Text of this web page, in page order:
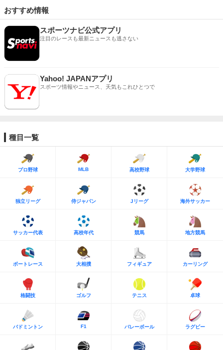
おすすめ情報
スポーツナビ公式アプリ
注目のレースも最新ニュースも逃さない
Yahoo! JAPANアプリ
スポーツ情報やニュース、天気もこれひとつで
種目一覧
プロ野球 MLB 高校野球 大学野球
独立リーグ 侍ジャパン Jリーグ 海外サッカー
サッカー代表 高校年代 競馬 地方競馬
ボートレース 大相撲 フィギュア カーリング
格闘技 ゴルフ テニス 卓球
バドミントン F1 バレーボール ラグビー